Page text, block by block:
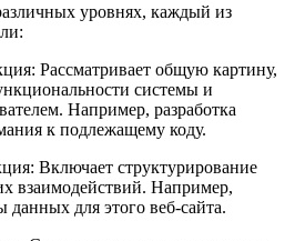
уровнях, каждый из
Рассматривает общую картину,
системы и
Например, разработка
к подлежащему коду.
Включает структурирование
взаимодействий. Например,
для этого веб-сайта.